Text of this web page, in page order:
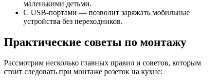
маленькими детьми.
С USB-портами — позволит заряжать мобильные
устройства без переходников.
Практические советы по монтажу
Рассмотрим несколько главных правил и советов, которым
стоит следовать при монтаже розеток на кухне: